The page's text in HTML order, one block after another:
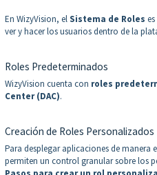
En WizyVision, elSistema de Roles
ver y hacer los usuarios dentro de la
Roles Predeterminados
WizyVision cuenta con roles
Center (DAC).
Creación de Roles Personalizados
Para desplegar aplicaciones de manera
permiten un control granular sobre los